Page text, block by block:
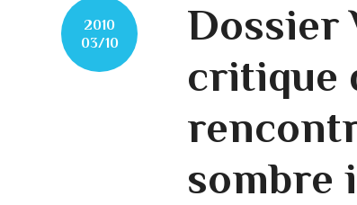
2010
03/10
Dossier
critique
sombre